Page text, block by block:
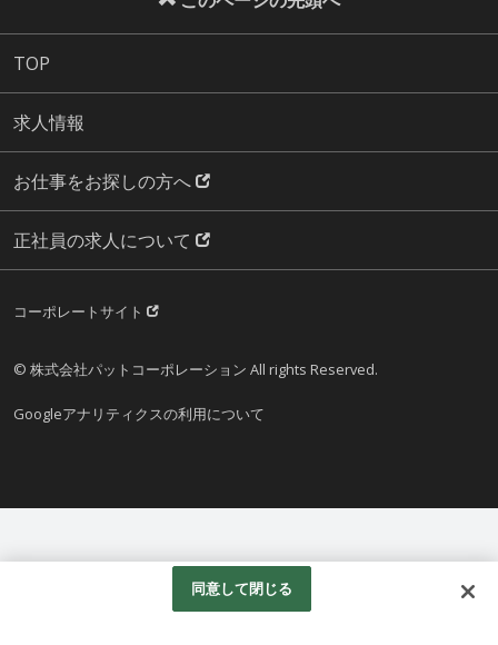
TOP
求人情報
お仕事をお探しの方へ
正社員の求人について
コーポレートサイト
© 株式会社パットコーポレーション All rights Reserved.
Googleアナリティクスの利用について
同意して閉じる